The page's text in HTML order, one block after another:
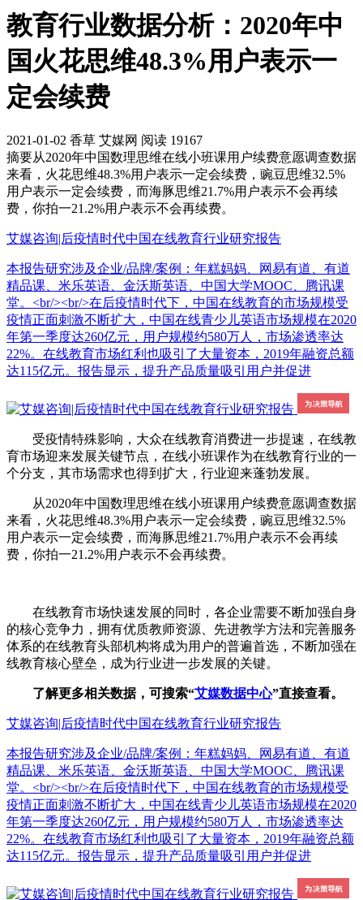
教育行业数据分析：2020年中
国火花思维48.3%用户表示一
定会续费
2021-01-02 香草 艾媒网 阅读 19167
摘要从2020年中国数理思维在线小班课用户续费意愿调查数据
来看，火花思维48.3%用户表示一定会续费，豌豆思维32.5%
用户表示一定会续费，而海豚思维21.7%用户表示不会再续
费，你拍一21.2%用户表示不会再续费。
艾媒咨询|后疫情时代中国在线教育行业研究报告
本报告研究涉及企业/品牌/案例：年糕妈妈、网易有道、有道
精品课、米乐英语、金沃斯英语、中国大学MOOC、腾讯课
堂。<br/><br/>在后疫情时代下，中国在线教育的市场规模受
疫情正面刺激不断扩大，中国在线青少儿英语市场规模在2020
年第一季度达260亿元，用户规模约580万人，市场渗透率达
22%。在线教育市场红利也吸引了大量资本，2019年融资总额
达115亿元。报告显示，提升产品质量吸引用户并促进
受疫情特殊影响，大众在线教育消费进一步提速，在线教
育市场迎来发展关键节点，在线小班课作为在线教育行业的一
个分支，其市场需求也得到扩大，行业迎来蓬勃发展。
从2020年中国数理思维在线小班课用户续费意愿调查数据
来看，火花思维48.3%用户表示一定会续费，豌豆思维32.5%
用户表示一定会续费，而海豚思维21.7%用户表示不会再续
费，你拍一21.2%用户表示不会再续费。
在线教育市场快速发展的同时，各企业需要不断加强自身
的核心竞争力，拥有优质教师资源、先进教学方法和完善服务
体系的在线教育头部机构将成为用户的普遍首选，不断加强在
线教育核心壁垒，成为行业进一步发展的关键。
了解更多相关数据，可搜索“艾媒数据中心”直接查看。
艾媒咨询|后疫情时代中国在线教育行业研究报告
本报告研究涉及企业/品牌/案例：年糕妈妈、网易有道、有道
精品课、米乐英语、金沃斯英语、中国大学MOOC、腾讯课
堂。<br/><br/>在后疫情时代下，中国在线教育的市场规模受
疫情正面刺激不断扩大，中国在线青少儿英语市场规模在2020
年第一季度达260亿元，用户规模约580万人，市场渗透率达
22%。在线教育市场红利也吸引了大量资本，2019年融资总额
达115亿元。报告显示，提升产品质量吸引用户并促进